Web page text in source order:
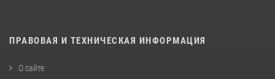
ПРАВОВАЯ И ТЕХНИЧЕСКАЯ ИНФОРМАЦИЯ
О сайте